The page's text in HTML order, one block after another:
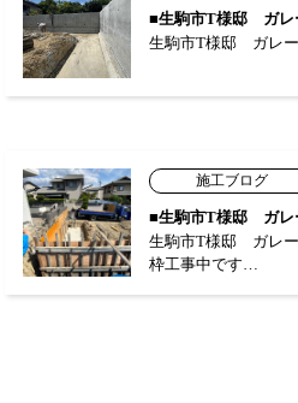
■生駒市T様邸 ガレ
生駒市T様邸 ガレー
施工ブログ
■生駒市T様邸 ガレ
生駒市T様邸 ガレー
枠工事中です…